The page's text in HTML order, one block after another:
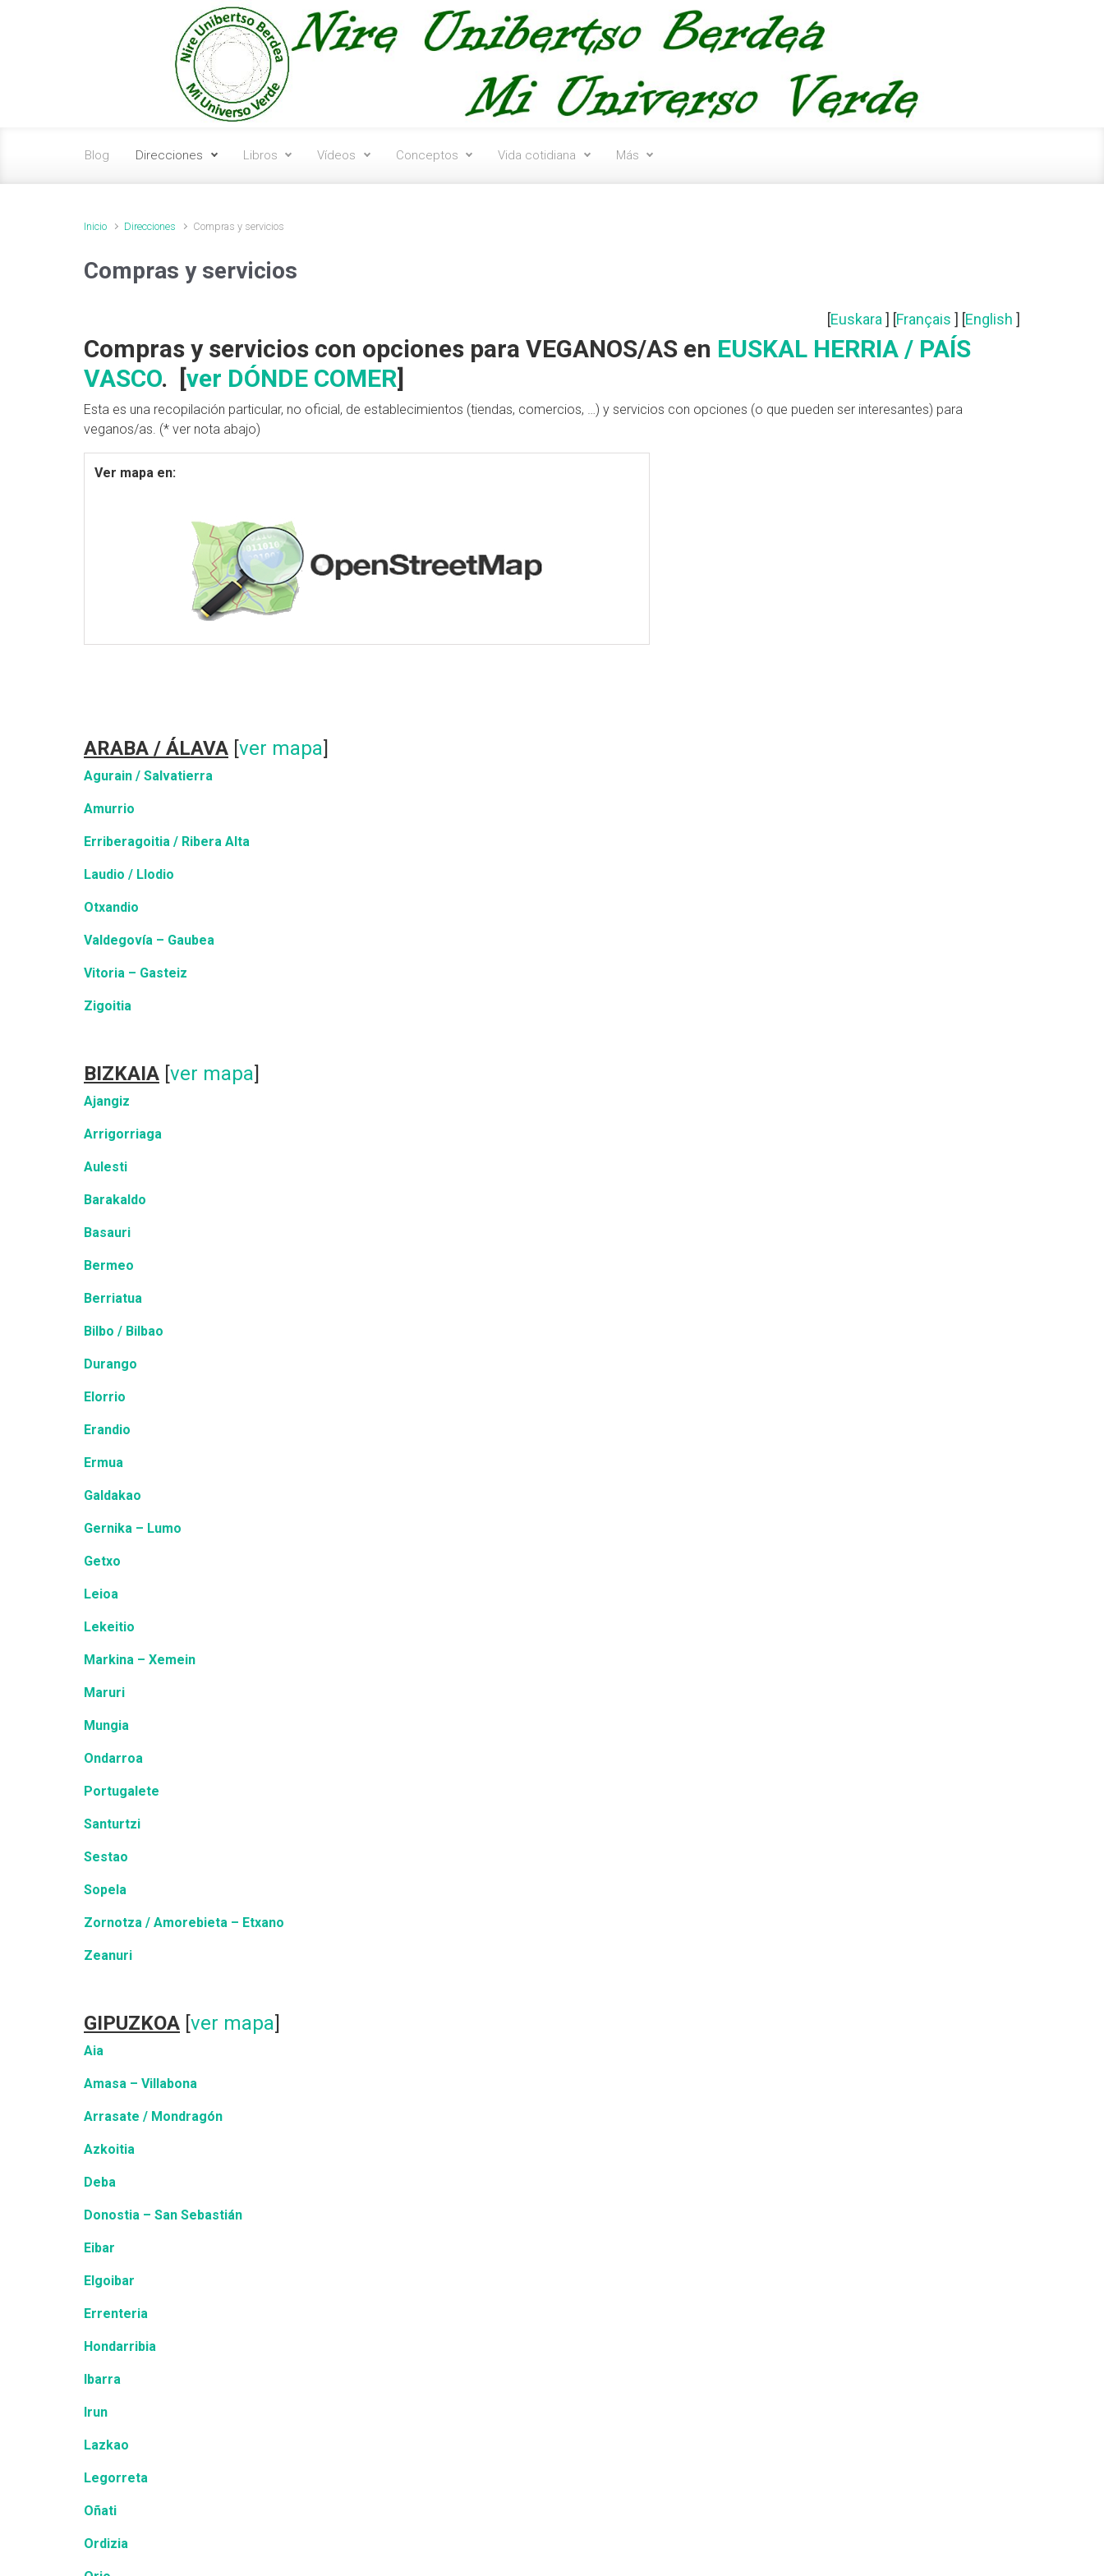
Blog Direcciones Libros Vídeos Conceptos Vida cotidiana Más
Inicio Direcciones Compras y servicios
Compras y servicios
[Euskara ] [Français ] [English ]
Compras y servicios con opciones para VEGANOS/AS en EUSKAL HERRIA / PAÍS
VASCO. [ver DÓNDE COMER]
Esta es una recopilación particular, no oficial, de establecimientos (tiendas, comercios, …) y servicios con opciones (o que pueden ser interesantes) para
veganos/as. (* ver nota abajo)
Ver mapa en:
ARABA / ÁLAVA [ver mapa]
Agurain / Salvatierra
Amurrio
Erriberagoitia / Ribera Alta
Laudio / Llodio
Otxandio
Valdegovía – Gaubea
Vitoria – Gasteiz
Zigoitia
BIZKAIA [ver mapa]
Ajangiz
Arrigorriaga
Aulesti
Barakaldo
Basauri
Bermeo
Berriatua
Bilbo / Bilbao
Durango
Elorrio
Erandio
Ermua
Galdakao
Gernika – Lumo
Getxo
Leioa
Lekeitio
Markina – Xemein
Maruri
Mungia
Ondarroa
Portugalete
Santurtzi
Sestao
Sopela
Zornotza / Amorebieta – Etxano
Zeanuri
GIPUZKOA [ver mapa]
Aia
Amasa – Villabona
Arrasate / Mondragón
Azkoitia
Deba
Donostia – San Sebastián
Eibar
Elgoibar
Errenteria
Hondarribia
Ibarra
Irun
Lazkao
Legorreta
Oñati
Ordizia